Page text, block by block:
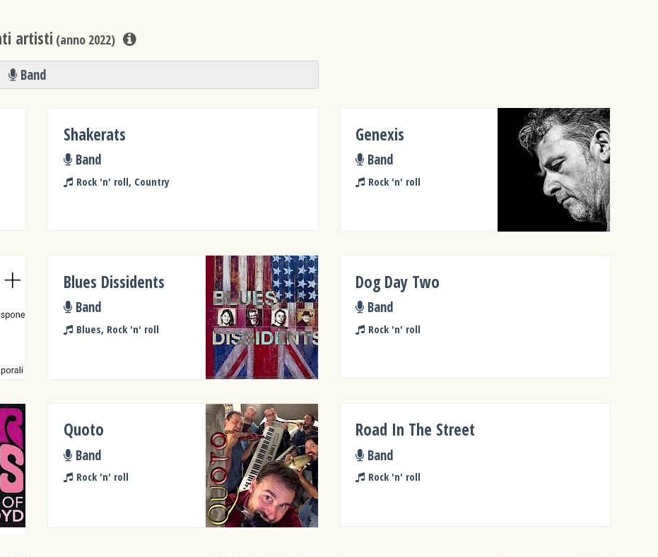
artisti (anno 2022)
Band
Shakerats
Band
Rock 'n' roll, Country
Genexis
Band
Rock 'n' roll
Blues Dissidents
Band
Blues, Rock 'n' roll
Dog Day Two
Band
Rock 'n' roll
Quoto
Band
Rock 'n' roll
Road In The Street
Band
Rock 'n' roll